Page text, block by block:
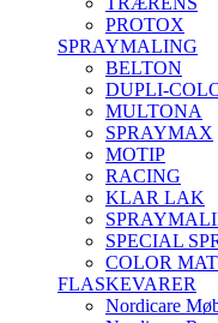
PROTOX
SPRAYMALING
BELTON
DUPLI-
MULTONA
SPRAYMAX
MOTIP
RACING
KLAR LAK
SPECIAL
COLOR
FLASKEVARER
Nordicare